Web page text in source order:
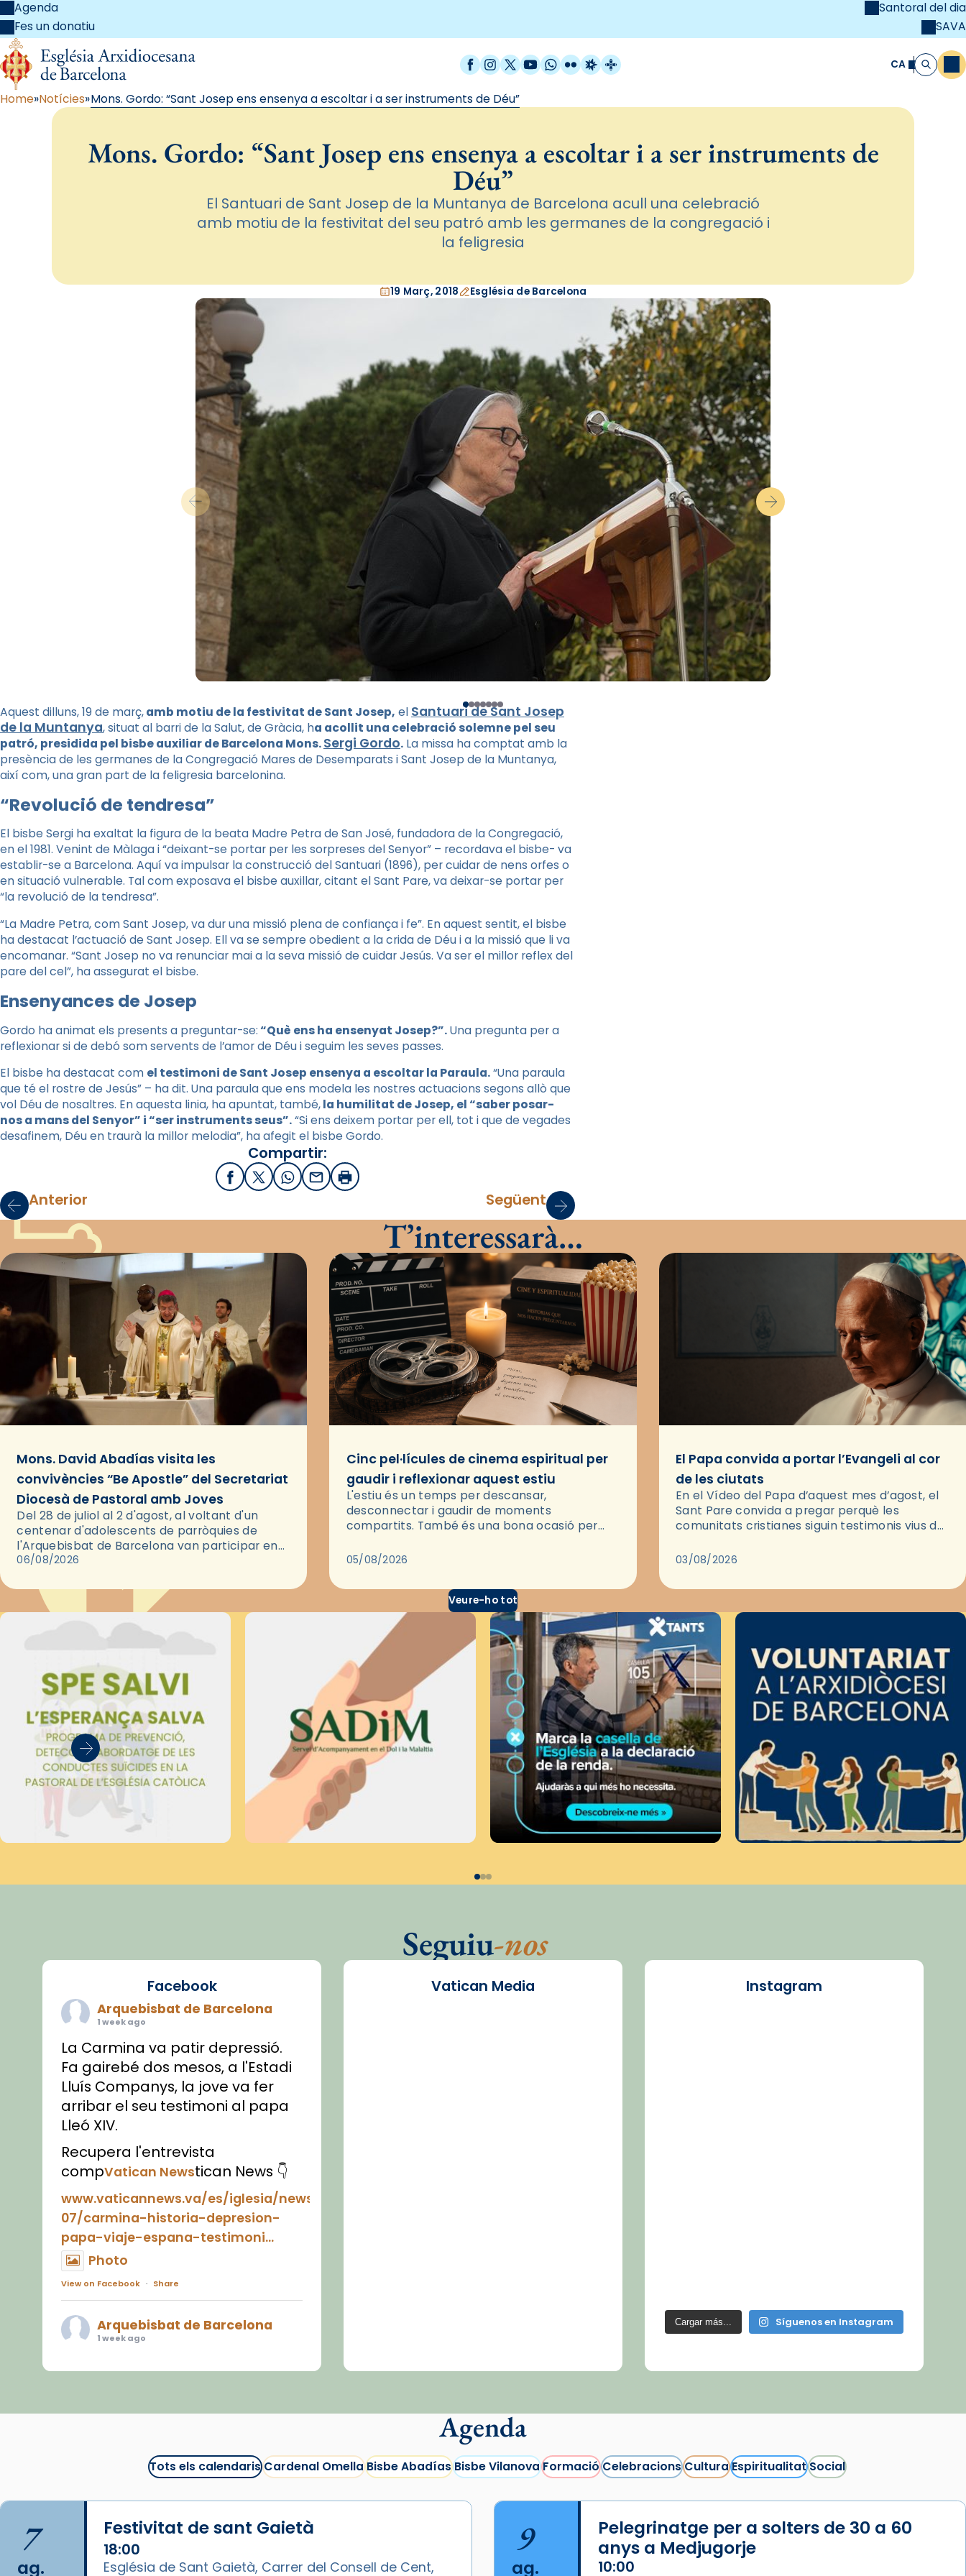
Agenda
Fes un donatiu
Santoral del dia
SAVA
Facebook
Instagram
X / Twitter
YouTube
WhatsApp
FlickrRadio Estel
Catalunya Cristiana CA Cerca
Home Notícies Mons. Gordo: “Sant Josep ens ensenya a escoltar i a ser instruments de Déu”
Mons. Gordo: “Sant Josep ens ensenya a escoltar i a ser instruments de
Déu”
El Santuari de Sant Josep de la Muntanya de Barcelona acull una celebració
amb motiu de la festivitat del seu patró amb les germanes de la congregació i
la feligresia
19 Març, 2018 Església de Barcelona
Aquest dilluns, 19 de març,amb motiu de la festivitat de Sant Josep, el Santuari de Sant Josep
de la Muntanya, situat al barri de la Salut, de Gràcia, ha acollit una celebració solemne pel seu
patró, presidida pel bisbe auxiliar de Barcelona Mons.Sergi Gordo. La missa ha comptat amb la
presència de les germanes de la Congregació Mares de Desemparats i Sant Josep de la Muntanya,
així com, una gran part de la feligresia barcelonina.
“Revolució de tendresa”
El bisbe Sergi ha exaltat la figura de la beata Madre Petra de San José, fundadora de la Congregació,
en el 1981. Venint de Màlaga i “deixant-se portar per les sorpreses del Senyor” – recordava el bisbe- va
establir-se a Barcelona. Aquí va impulsar la construcció del Santuari (1896), per cuidar de nens orfes o
en situació vulnerable. Tal com exposava el bisbe auxillar, citant el Sant Pare, va deixar-se portar per
“la revolució de la tendresa”.
“La Madre Petra, com Sant Josep, va dur una missió plena de confiança i fe”. En aquest sentit, el bisbe
ha destacat l’actuació de Sant Josep. Ell va se sempre obedient a la crida de Déu i a la missió que li va
encomanar. “Sant Josep no va renunciar mai a la seva missió de cuidar Jesús. Va ser el millor reflex del
pare del cel”, ha assegurat el bisbe.
Ensenyances de Josep
Gordo ha animat els presents a preguntar-se:“Què ens ha ensenyat Josep?”.Una pregunta per a
reflexionar si de debó som servents de l’amor de Déu i seguim les seves passes.
El bisbe ha destacat com el testimoni de Sant Josep ensenya a escoltar la Paraula.“Una paraula
que té el rostre de Jesús” – ha dit. Una paraula que ens modela les nostres actuacions segons allò que
vol Déu de nosaltres. En aquesta linia, ha apuntat, també,la humilitat de Josep, el “saber posar-
nos a mans del Senyor” i “ser instruments seus”.“Si ens deixem portar per ell, tot i que de vegades
desafinem, Déu en traurà la millor melodia”, ha afegit el bisbe Gordo.
Compartir:
FacebookX / Twitter
WhatsApp
EmailImprimir
Anterior Següent
T’interessarà…
Mons. David Abadías visita les
convivències “Be Apostle” del Secretariat
Diocesà de Pastoral amb Joves
Del 28 de juliol al 2 d'agost, al voltant d'un
centenar d'adolescents de parròquies de
l'Arquebisbat de Barcelona van participar en
les convivències Be Apostle, organitzades pel
06/08/2026
Cinc pel·lícules de cinema espiritual per
gaudir i reflexionar aquest estiu
L'estiu és un temps per descansar,
desconnectar i gaudir de moments
compartits. També és una bona ocasió per
través del cinema, reflexionar sobre les…
05/08/2026
El Papa convida a portar l’Evangeli al cor
de les ciutats
En el Vídeo del Papa d’aquest mes d’agost, el
Sant Pare convida a pregar perquè les
comunitats cristianes siguin testimonis vius de
pregària, el…
03/08/2026
Veure-ho tot
Seguiu-nos
Facebook
Arquebisbat de Barcelona
1 week ago
La Carmina va patir depressió.
Fa gairebé dos mesos, a l'Estadi
Lluís Companys, la jove va fer
arribar el seu testimoni al papa
Lleó XIV.
Recupera l'entrevista
compVatican Newstican News 👇
www.vaticannews.va/es/iglesia/news/2026-
07/carmina-historia-depresion-
papa-viaje-espana-testimoni...
Photo
View on Facebook · Share
Arquebisbat de Barcelona
1 week ago
juliol la missa de Les Santes de
📸 J. Merino
Photo
Vatican Media Instagram
Cargar más... Síguenos en Instagram
Agenda
Tots els calendarisCardenal OmellaBisbe AbadíasBisbe VilanovaFormacióCelebracionsCulturaEspiritualitatSocial
7
ag.
Festivitat de sant Gaietà
18:00
Església de Sant Gaietà, Carrer del Consell de Cent,
9
ag.
Pelegrinatge per a solters de 30 a 60
anys a Medjugorje
10:00